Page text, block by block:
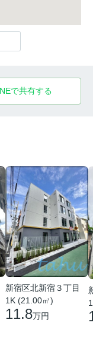
で共有する
新宿区北新宿３丁目
1K (21.00㎡)
11.8万円